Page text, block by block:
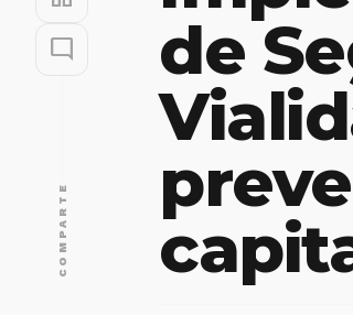
mode_comment
COMPARTE
de